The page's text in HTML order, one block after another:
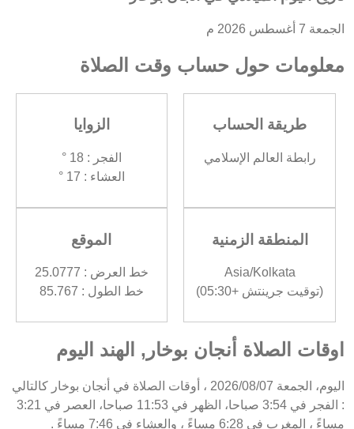
الجمعة 7 أغسطس 2026 م
معلومات حول حساب وقت الصلاة
طريقة الحساب
رابطة العالم الإسلامي
الزوايا
الفجر : 18 °
العشاء : 17 °
المنطقة الزمنية
Asia/Kolkata
(توقيت جرينتش +05:30)
الموقع
خط العرض : 25.0777
خط الطول : 85.767
اوقات الصلاة أنجان بوخار, الهند اليوم
اليوم، الجمعة 2026/08/07 ، أوقات الصلاة في أنجان بوخار كالتالي
: الفجر في 3:54 صباحا، الظهر في 11:53 صباحا، العصر في 3:21
مساءً ، المغرب في 6:28 مساءً ، والعشاء في 7:46 مساءً .